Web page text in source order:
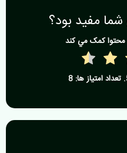
شما مفید بود؟
محتوا کمک مي کند
8